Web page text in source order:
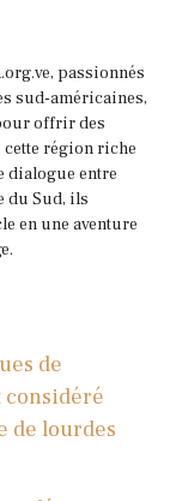
passionnés
sud-américaines,
offrir des
région riche
dialogue entre
du Sud, ils
en une aventure
de
considéré
de lourdes